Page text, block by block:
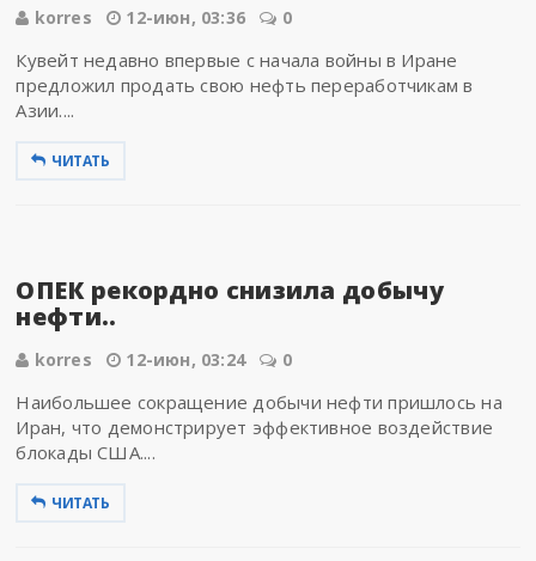
korres 12-июн, 03:36 0
Кувейт недавно впервые с начала войны в Иране
предложил продать свою нефть переработчикам в
Азии....
ЧИТАТЬ
ОПЕК рекордно снизила добычу
нефти..
korres 12-июн, 03:24 0
Наибольшее сокращение добычи нефти пришлось на
Иран, что демонстрирует эффективное воздействие
блокады США....
ЧИТАТЬ